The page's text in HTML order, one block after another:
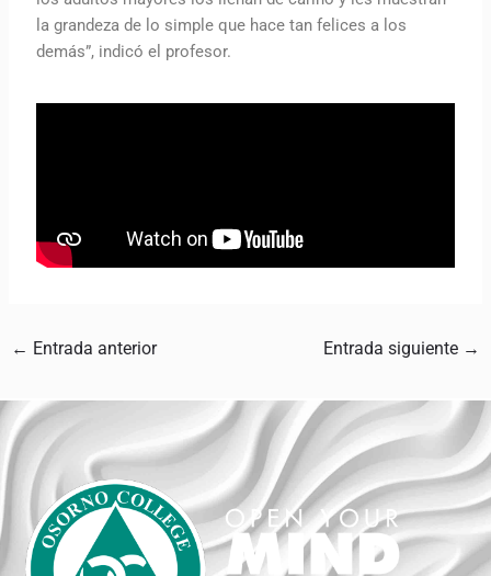
la grandeza de lo simple que hace tan felices a los
demás”, indicó el profesor.
← Entrada anterior Entrada siguiente →